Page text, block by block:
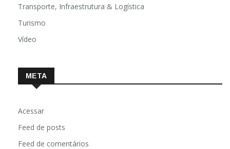
Transporte, Infraestrutura & Logística
Turismo
Vídeo
META
Acessar
Feed de posts
Feed de comentários